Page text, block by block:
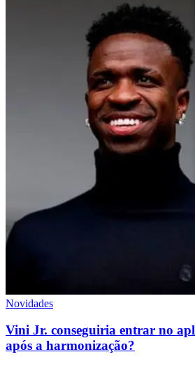
Novidades
Vini Jr. conseguiria entrar no
após a harmonização?